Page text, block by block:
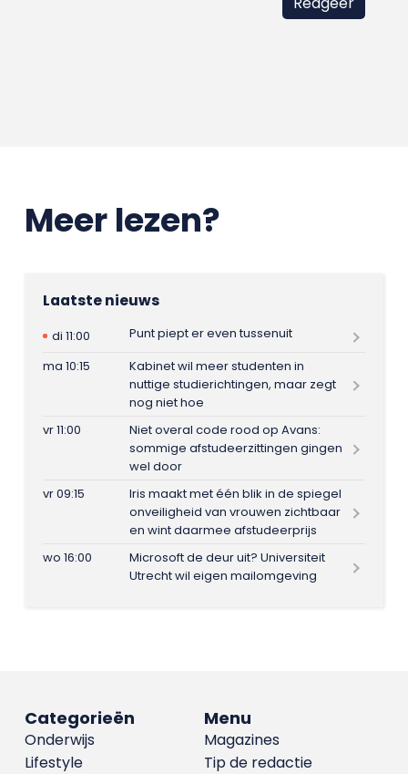
Meer lezen?
Laatste nieuws
di 11:00
Punt piept er even tussenuit
ma 10:15
Kabinet wil meer studenten in
nuttige studierichtingen, maar zegt
nog niet hoe
vr 11:00
Niet overal code rood op Avans:
sommige afstudeerzittingen gingen
wel door
vr 09:15
Iris maakt met één blik in de spiegel
onveiligheid van vrouwen zichtbaar
en wint daarmee afstudeerprijs
wo 16:00
Microsoft de deur uit? Universiteit
Utrecht wil eigen mailomgeving
Menu
Magazines
Tip de redactie
Categorieën
Onderwijs
Lifestyle